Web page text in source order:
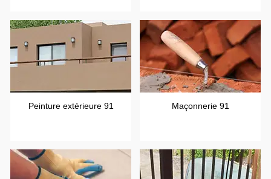
Peinture extérieure 91 Maçonnerie 91